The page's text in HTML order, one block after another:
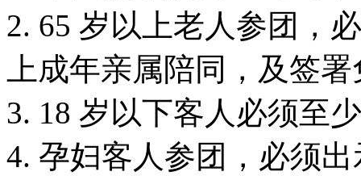
2. 65 岁以上老人参团，
上成年亲属陪同，及签
3. 18 岁以下客人必须至
4. 孕妇客人参团，必须